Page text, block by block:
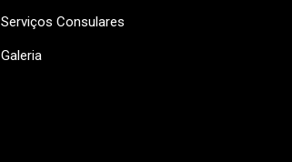
Serviços Consulares
Galeria